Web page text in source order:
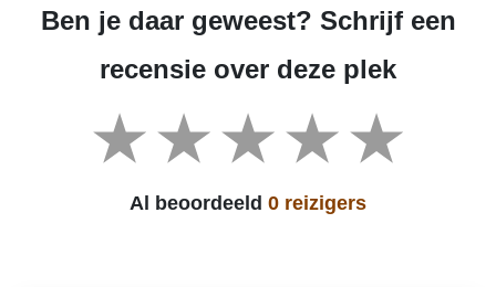
Ben je daar geweest? Schrijf een
recensie over deze plek
Al beoordeeld 0 reizigers